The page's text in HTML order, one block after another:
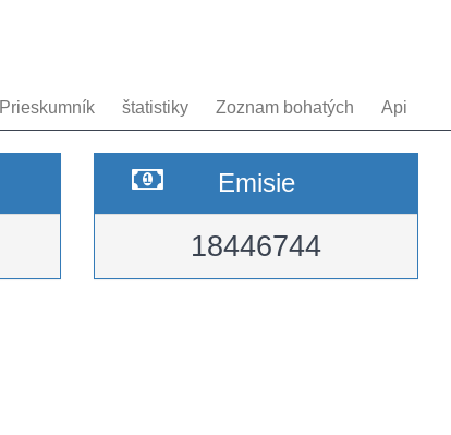
Prieskumník štatistiky Zoznam bohatých Api
Emisie
18446744